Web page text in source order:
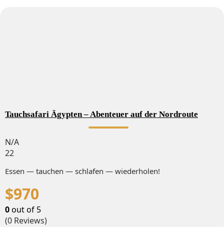
Tauchsafari Ägypten – Abenteuer auf der Nordroute
N/A
22
Essen — tauchen — schlafen — wiederholen!
$970
0out of 5
(0 Reviews)